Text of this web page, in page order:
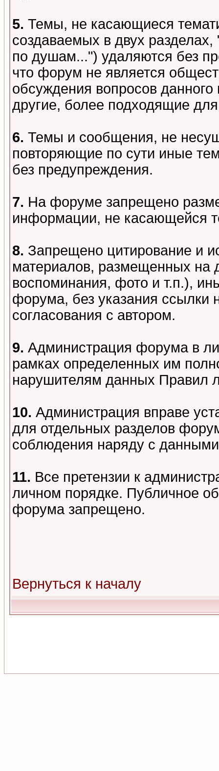
5. Темы, не касающиеся
создаваемых в двух
по душам...") удаляются без
что форум не является
обсуждения вопросов данного
другие, более подходящие для
6. Темы и сообщения, не
повторяющие по сути иные
без предупреждения.
7. На форуме запрещено
информации, не касающейся
8. Запрещено цитирование и
материалов, размещенных на
воспоминания, фото и т.п.),
форума, без указания ссылки
согласования с автором.
9. Администрация форума в
рамках определенных им
нарушителям данных Правил
10. Администрация вправе
для отдельных разделов
соблюдения наряду с
11. Все претензии к
личном порядке. Публичное
форума запрещено.
Вернуться к началу